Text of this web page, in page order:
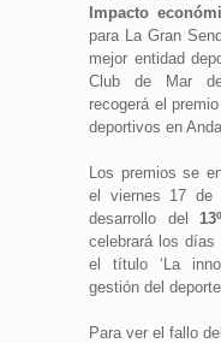
Impacto
para La Gran
mejor entidad
Club de Mar
recogerá el
deportivos en
Los premios se
el viernes 17 de
desarrollo del
celebrará los
el título ‘La
gestión del
Para ver el fallo